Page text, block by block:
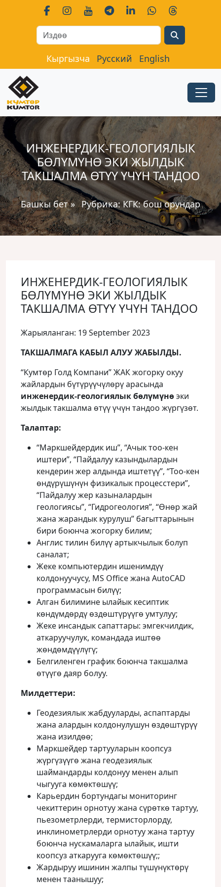
Кыргызча Русский English
ИНЖЕНЕРДИК-ГЕОЛОГИЯЛЫК
БӨЛҮМҮНӨ ЭКИ ЖЫЛДЫК
ТАКШАЛМА ӨТҮҮ ҮЧҮН ТАНДОО
Башкы бет» Рубрика:КГК: бош орундар
ИНЖЕНЕРДИК-ГЕОЛОГИЯЛЫК
БӨЛҮМҮНӨ ЭКИ ЖЫЛДЫК
ТАКШАЛМА ӨТҮҮ ҮЧҮН ТАНДОО
Жарыяланган: 19 September 2023
ТАКШАЛМАГА КАБЫЛ АЛУУ ЖАБЫЛДЫ.
“Кумтөр Голд Компани” ЖАК жогорку окуу
жайлардын бүтүрүүчүлөрү арасында
инженердик-геологиялыкбөлүмүнөэки
жылдык такшалма өтүү үчүн тандоо жүргүзөт.
Талаптар:
“Маркшейдердик иш”, “Ачык тоо-кен
иштери”, “Пайдалуу казындылардын
кендерин жер алдында иштетүү”, “Тоо-кен
өндүрүшүнүн физикалык процесстери”,
“Пайдалуу жер казыналардын
геологиясы”, “Гидрогеология”, “Өнөр жай
жана жарандык курулуш” багыттарынын
бири боюнча жогорку билим;
Англис тилин билүү артыкчылык болуп
саналат;
Жеке компьютердин ишенимдүү
колдонуучусу, MS Office жана AutoCAD
программасын билүү;
Алган билимине ылайык кесиптик
көндүмдөрдү өздөштүрүүгө умтулуу;
Жеке инсандык сапаттары: эмгекчилдик,
аткаруучулук, командада иштөө
жөндөмдүүлүгү;
Белгиленген график боюнча такшалма
өтүүгө даяр болуу.
Милдеттери:
Геодезиялык жабдууларды, аспаптарды
жана алардын колдонулушун өздөштүрүү
жана изилдөө;
Маркшейдер тартууларын коопсуз
жүргүзүүгө жана геодезиялык
шаймандарды колдонуу менен алып
чыгууга көмөктөшүү;
Карьердин бортундагы мониторинг
чекиттерин орнотуу жана сүрөткө тартуу,
пьезометрлерди, термисторлорду,
инклинометрлерди орнотуу жана тартуу
боюнча нускамаларга ылайык, ишти
коопсуз аткарууга көмөктөшүү;;
Жардыруу ишинин жалпы түшүнүктөрү
менен таанышуу;